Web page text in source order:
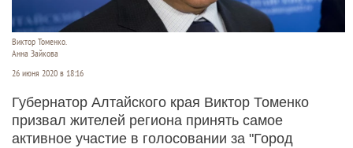
Виктор Томенко.
Анна Зайкова
26 июня 2020 в 18:16
Губернатор Алтайского края Виктор Томенко
призвал жителей региона принять самое
активное участие в голосовании за "Город